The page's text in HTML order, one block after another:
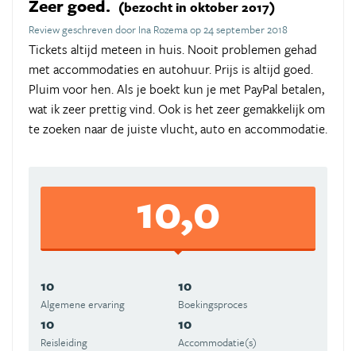
Zeer goed. (bezocht in oktober 2017)
Review geschreven door Ina Rozema op 24 september 2018
Tickets altijd meteen in huis. Nooit problemen gehad
met accommodaties en autohuur. Prijs is altijd goed.
Pluim voor hen. Als je boekt kun je met PayPal betalen,
wat ik zeer prettig vind. Ook is het zeer gemakkelijk om
te zoeken naar de juiste vlucht, auto en accommodatie.
10,0
10
Algemene ervaring
10
Boekingsproces
10
Reisleiding
10
Accommodatie(s)